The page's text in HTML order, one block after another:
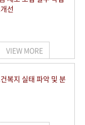
선
VIEW MORE
복지 실태 파악 및 분